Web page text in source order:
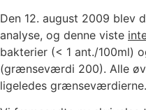
Den 12. august 2009 blev
analyse, og denne viste
bakterier (< 1 ant./100ml)
(grænseværdi 200). Alle
ligeledes grænseværdierne.